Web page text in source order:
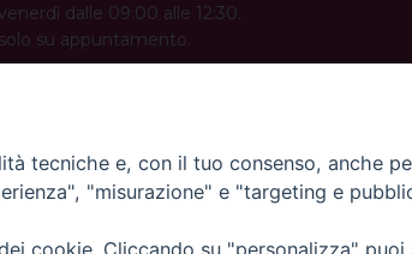
dalle 09:00 alle 12:30.
su appuntamento.
tecniche e, con il tuo consenso, anche
"misurazione" e "targeting e